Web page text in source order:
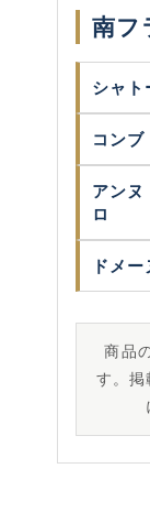
南フ
シャト
コンブ
アンヌ
ロ
ドメ
商品
す。掲